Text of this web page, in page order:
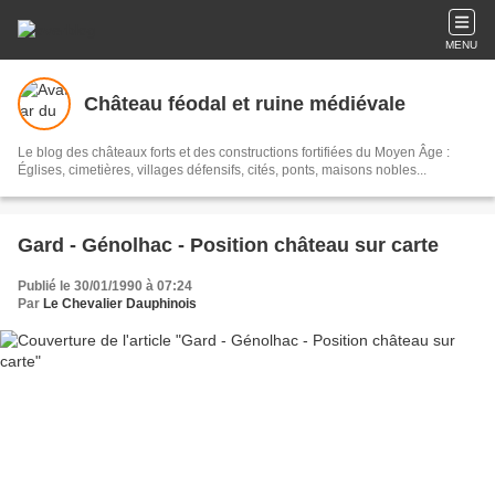
MENU
Château féodal et ruine médiévale
Le blog des châteaux forts et des constructions fortifiées du Moyen Âge :
Églises, cimetières, villages défensifs, cités, ponts, maisons nobles...
Gard - Génolhac - Position château sur carte
Publié le 30/01/1990 à 07:24
Par Le Chevalier Dauphinois